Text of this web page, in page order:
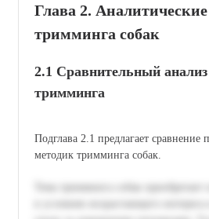
Глава 2.
тримминга собак
2.1 Сравнительный
тримминга
Подглава 2.1 предлагает сравнение
методик тримминга собак.